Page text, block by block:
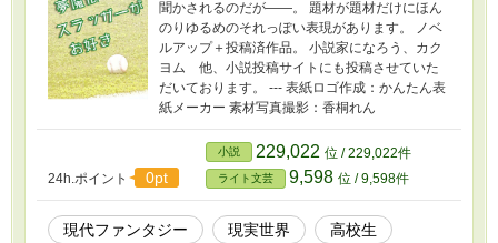
聞かされるのだが――。 題材が題材だけにほん
のりゆるめのそれっぽい表現があります。 ノベ
ルアップ＋投稿済作品。 小説家になろう、カク
ヨム 他、小説投稿サイトにも投稿させていた
だいております。 --- 表紙ロゴ作成：かんたん表
紙メーカー 素材写真撮影：香桐れん
24h.ポイント 0pt
小説 229,022 位 / 229,022件
ライト文芸 9,598 位 / 9,598件
現代ファンタジー 現実世界
高校生